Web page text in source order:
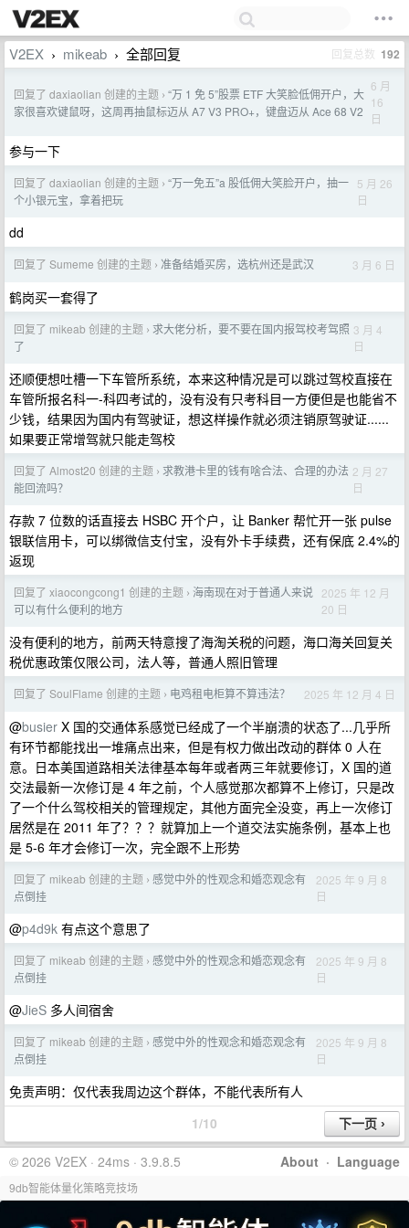
V2EX › mikeab › 全部回复 回复总数 192
回复了 daxiaolian 创建的主题 › “万 1 免 5”股票 ETF 大笑脸低佣开户，大
家很喜欢键鼠呀，这周再抽鼠标迈从 A7 V3 PRO+，键盘迈从 Ace 68 V2
6 月
16
日
参与一下
回复了 daxiaolian 创建的主题 › “万一免五”a 股低佣大笑脸开户，抽一
个小银元宝，拿着把玩
5 月 26
日
dd
回复了 Sumeme 创建的主题 › 准备结婚买房，选杭州还是武汉 3 月 6 日
鹤岗买一套得了
回复了 mikeab 创建的主题 › 求大佬分析，要不要在国内报驾校考驾照
了
3 月 4
日
还顺便想吐槽一下车管所系统，本来这种情况是可以跳过驾校直接在
车管所报名科一-科四考试的，没有没有只考科目一方便但是也能省不
少钱，结果因为国内有驾驶证，想这样操作就必须注销原驾驶证......
如果要正常增驾就只能走驾校
回复了 Almost20 创建的主题 › 求教港卡里的钱有啥合法、合理的办法
能回流吗？
2 月 27
日
存款 7 位数的话直接去 HSBC 开个户，让 Banker 帮忙开一张 pulse
银联信用卡，可以绑微信支付宝，没有外卡手续费，还有保底 2.4%的
返现
回复了 xiaocongcong1 创建的主题 › 海南现在对于普通人来说
可以有什么便利的地方
2025 年 12 月
20 日
没有便利的地方，前两天特意搜了海淘关税的问题，海口海关回复关
税优惠政策仅限公司，法人等，普通人照旧管理
回复了 SoulFlame 创建的主题 › 电鸡租电柜算不算违法？ 2025 年 12 月 4 日
@busier X 国的交通体系感觉已经成了一个半崩溃的状态了...几乎所
有环节都能找出一堆痛点出来，但是有权力做出改动的群体 0 人在
意。日本美国道路相关法律基本每年或者两三年就要修订，X 国的道
交法最新一次修订是 4 年之前，个人感觉那次都算不上修订，只是改
了一个什么驾校相关的管理规定，其他方面完全没变，再上一次修订
居然是在 2011 年了？？？就算加上一个道交法实施条例，基本上也
是 5-6 年才会修订一次，完全跟不上形势
回复了 mikeab 创建的主题 › 感觉中外的性观念和婚恋观念有
点倒挂
2025 年 9 月 8
日
@p4d9k 有点这个意思了
回复了 mikeab 创建的主题 › 感觉中外的性观念和婚恋观念有
点倒挂
2025 年 9 月 8
日
@JieS 多人间宿舍
回复了 mikeab 创建的主题 › 感觉中外的性观念和婚恋观念有
点倒挂
2025 年 9 月 8
日
免责声明：仅代表我周边这个群体，不能代表所有人
1/10
About · Language
© 2026 V2EX · 24ms · 3.9.8.5
9db智能体量化策略竞技场